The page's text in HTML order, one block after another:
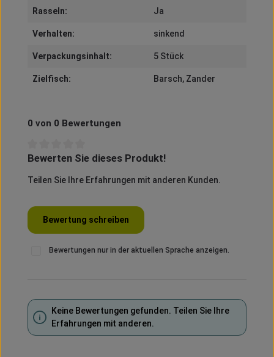
Rasseln: Ja
Verhalten: sinkend
Verpackungsinhalt: 5 Stück
Zielfisch: Barsch, Zander
0 von 0 Bewertungen
Durchschnittliche Bewertung von 0 von 5 Sternen
Bewerten Sie dieses Produkt!
Teilen Sie Ihre Erfahrungen mit anderen Kunden.
Bewertung schreiben
Bewertungen nur in der aktuellen Sprache anzeigen.
Keine Bewertungen gefunden. Teilen Sie Ihre
Erfahrungen mit anderen.